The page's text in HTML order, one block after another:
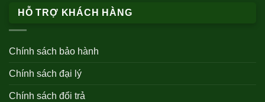
HỖ TRỢ KHÁCH HÀNG
Chính sách bảo hành
Chính sách đại lý
Chính sách đổi trả